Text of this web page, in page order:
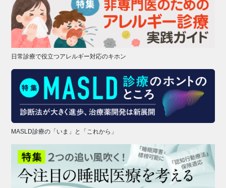
日常診療で役立つアレルギー対応のキホン
MASLD診療の「いま」と「これから」